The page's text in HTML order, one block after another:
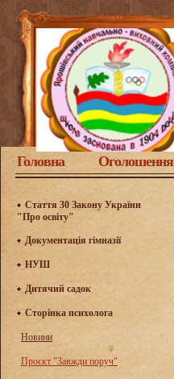
Головна Оголошення
Стаття 30 Закону України
"Про освіту"
Документація гімназії
НУШ
Дитячий садок
Сторінка психолога
Новини
Проєкт "Завжди поруч"